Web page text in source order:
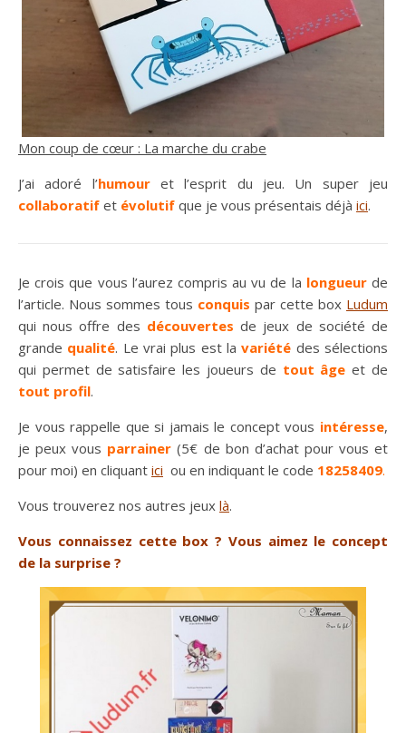
Mon coup de cœur : La marche du crabe
J’ai adoré l’humour et l’esprit du jeu. Un super jeu
collaboratif et évolutif que je vous présentais déjà ici.
Je crois que vous l’aurez compris au vu de la longueur de
l’article. Nous sommes tous conquis par cette box Ludum
qui nous offre des découvertes de jeux de société de
grande qualité. Le vrai plus est lavariété des sélections
qui permet de satisfaire les joueurs de tout âge et de
tout profil.
Je vous rappelle que si jamais le concept vous intéresse,
je peux vous parrainer (5€ de bon d’achat pour vous et
pour moi) en cliquant ici ou en indiquant le code 18258409.
Vous trouverez nos autres jeux là.
Vous connaissez cette box ? Vous aimez le concept
de la surprise ?